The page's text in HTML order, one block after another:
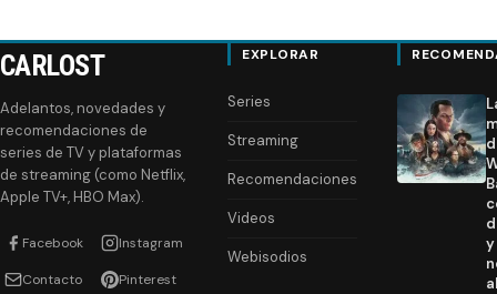
CARLOST
Adelantos, novedades y
recomendaciones de
series de TV y plataformas
de streaming (como Netflix,
Apple TV+, HBO Max).
Facebook Instagram
Contacto Pinterest
EXPLORAR
Series
Streaming
Recomendaciones
Videos
Webisodios
y